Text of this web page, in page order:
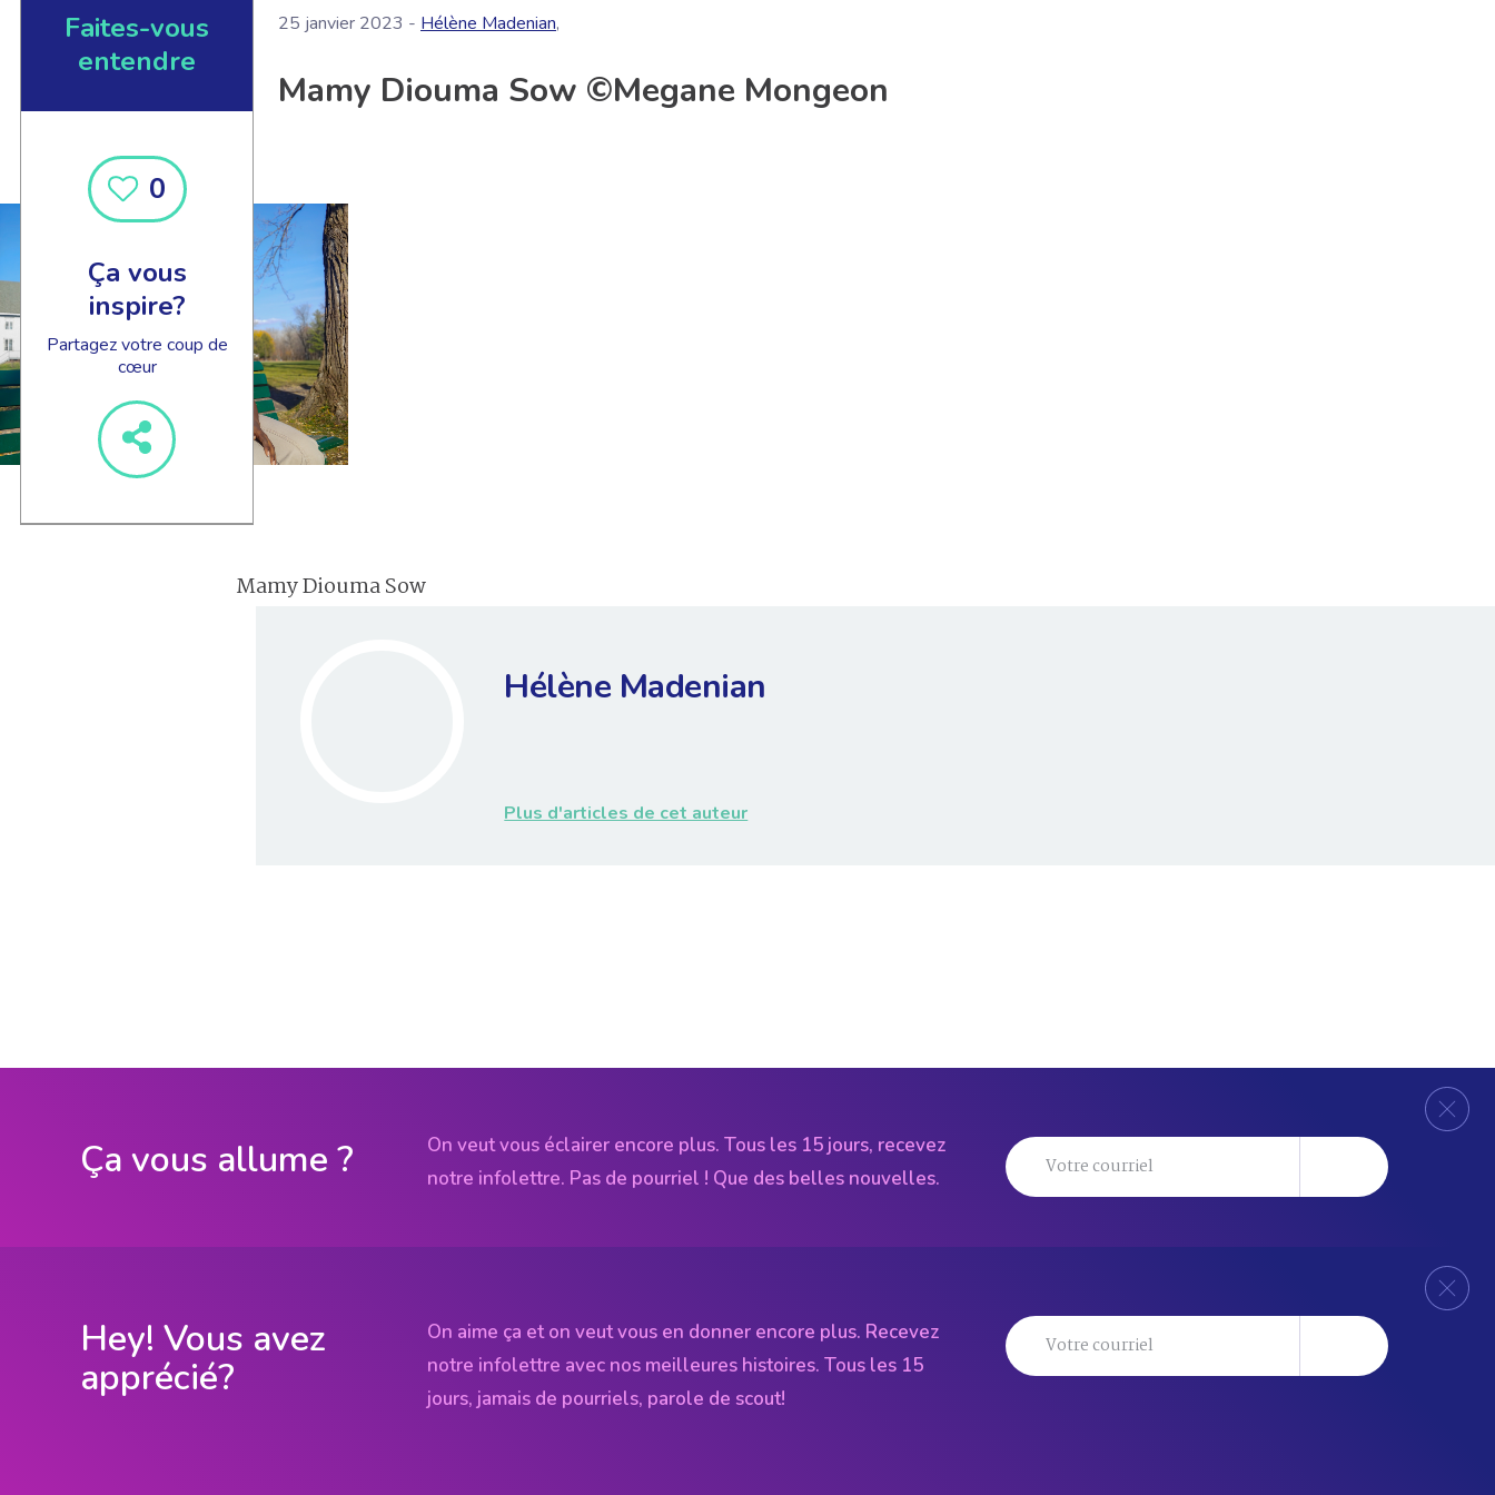
Faites-vous
entendre
0
Ça vous
inspire?
Partagez votre coup de
cœur
25 janvier 2023 - Hélène Madenian,
Mamy Diouma Sow ©Megane Mongeon
Mamy Diouma Sow
Hélène Madenian
Plus d'articles de cet auteur
Ça vous allume ?
On veut vous éclairer encore plus. Tous les 15 jours, recevez
notre infolettre. Pas de pourriel ! Que des belles nouvelles.
Hey! Vous avez
apprécié?
On aime ça et on veut vous en donner encore plus. Recevez
notre infolettre avec nos meilleures histoires. Tous les 15
jours, jamais de pourriels, parole de scout!